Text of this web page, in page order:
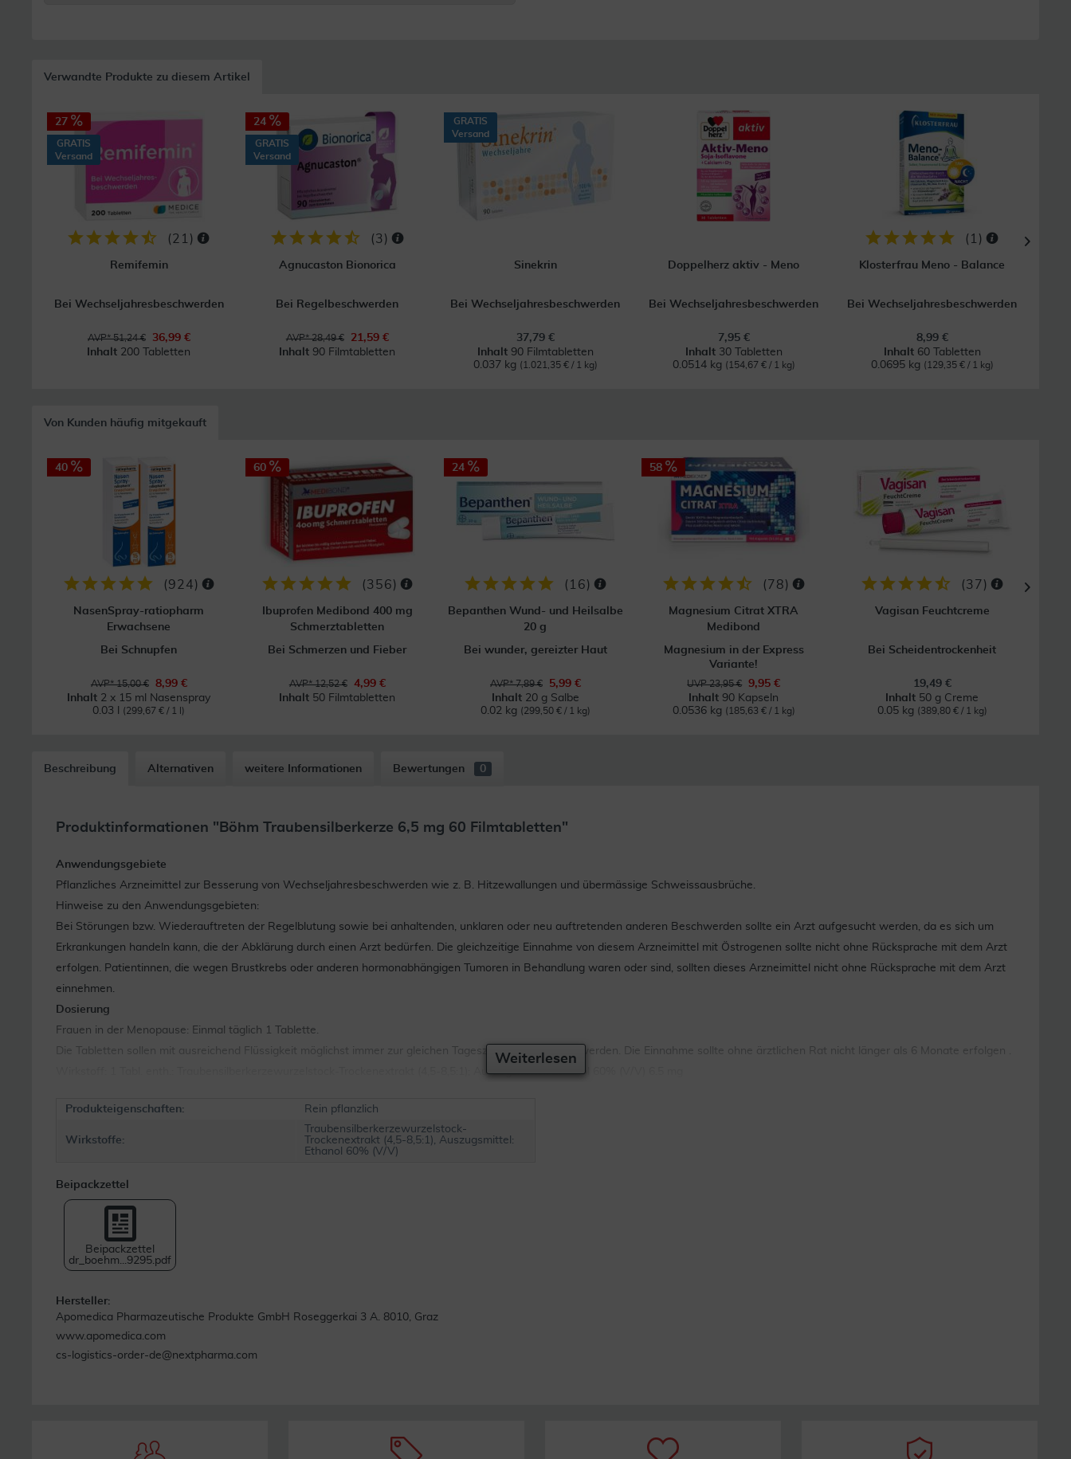
Verwandte Produkte zu diesem Artikel
27
GRATIS
Versand
(21 )
Remifemin
Bei Wechseljahresbeschwerden
AVP* 51,24 €
36,99 €
Inhalt 200 Tabletten
24
GRATIS
Versand
(3)
Agnucaston Bionorica
Bei Regelbeschwerden
AVP* 28,49 €
21,59 €
Inhalt 90 Filmtabletten
GRATIS
Versand
Sinekrin
Bei Wechseljahresbeschwerden
37,79 €
Inhalt 90 Filmtabletten
0.037 kg (1.021,35 € / 1 kg)
Doppelherz aktiv - Meno
Bei Wechseljahresbeschwerden
7,95 €
Inhalt 30 Tabletten
0.0514 kg (154,67 € / 1 kg)
( 1 )
Klosterfrau Meno - Balance
Bei Wechseljahresbeschwerden
8,99 €
Inhalt 60 Tabletten
0.0695 kg (129,35 € / 1 kg)
Von Kunden häufig mitgekauft
40
(924)
NasenSpray-ratiopharm
Erwachsene
Bei Schnupfen
AVP* 15,00 €
8,99 €
Inhalt 2 x 15 ml Nasenspray
0.03 l
(299,67 € / 1 l)
60
(356)
Ibuprofen Medibond 400 mg
Schmerztabletten
Bei Schmerzen und Fieber
AVP* 12,52 €
4,99 €
Inhalt 50 Filmtabletten
24
( 16)
Bepanthen Wund- und Heilsalbe
20 g
Bei wunder, gereizter Haut
AVP* 7,89 €
5,99 €
Inhalt 20 g Salbe
0.02 kg (299,50 € / 1 kg)
58
( 78)
Magnesium Citrat XTRA
Medibond
Magnesium in der Express
Variante!
UVP 23,95 €
9,95 €
Inhalt 90 Kapseln
0.0536 kg (185,63 € / 1 kg)
(37 )
Vagisan Feuchtcreme
Bei Scheidentrockenheit
19,49 €
Inhalt 50 g Creme
0.05 kg (389,80 € / 1 kg)
Beschreibung Alternativen weitere Informationen Bewertungen 0
Produktinformationen "Böhm Traubensilberkerze 6,5 mg 60 Filmtabletten"
Anwendungsgebiete
Pflanzliches Arzneimittel zur Besserung von Wechseljahresbeschwerden wie z. B. Hitzewallungen und übermässige Schweissausbrüche.
Hinweise zu den Anwendungsgebieten:
Bei Störungen bzw. Wiederauftreten der Regelblutung sowie bei anhaltenden, unklaren oder neu auftretenden anderen Beschwerden sollte ein Arzt aufgesucht werden, da es sich um
Erkrankungen handeln kann, die der Abklärung durch einen Arzt bedürfen. Die gleichzeitige Einnahme von diesem Arzneimittel mit Östrogenen sollte nicht ohne Rücksprache mit dem Arzt
erfolgen. Patientinnen, die wegen Brustkrebs oder anderen hormonabhängigen Tumoren in Behandlung waren oder sind, sollten dieses Arzneimittel nicht ohne Rücksprache mit dem Arzt
einnehmen.
Dosierung
Frauen in der Menopause: Einmal täglich 1 Tablette.
Die Tabletten sollen mit ausreichend Flüssigkeit möglichst immer zur gleichen Tageszeit eingenommen werden. Die Einnahme sollte ohne ärztlichen Rat nicht länger als 6 Monate erfolgen .
Wirkstoff: 1 Tabl. enth.: Traubensilberkerzewurzelstock-Trockenextrakt (4,5-8,5:1); Auszugsmittel: Ethanol 60% (V/V) 6.5 mg
Weiterlesen
Produkteigenschaften: Rein pflanzlich
Wirkstoffe:
Traubensilberkerzewurzelstock-
Trockenextrakt (4,5-8,5:1), Auszugsmittel:
Ethanol 60% (V/V)
Beipackzettel
Beipackzettel
dr_boehm...9295.pdf
Hersteller:
Apomedica Pharmazeutische Produkte GmbH Roseggerkai 3 A. 8010, Graz
www.apomedica.com
cs-logistics-order-de@nextpharma.com